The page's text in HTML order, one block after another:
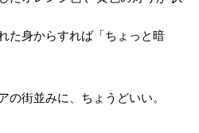
た身からすれば「ちょっと暗
街並みに、ちょうどいい。